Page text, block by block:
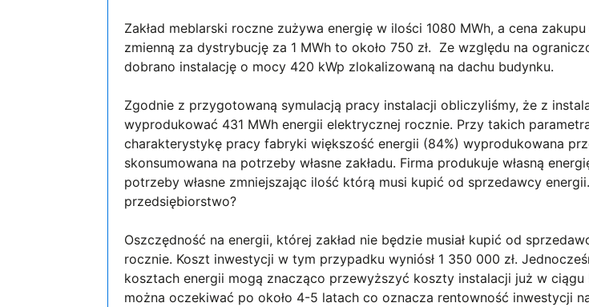
Zakład meblarski roczne zużywa energię w ilości 1080 MWh, a cena
zmienną za dystrybucję za 1 MWh to około 750 zł. Ze względu na
dobrano instalację o mocy 420 kWp zlokalizowaną na dachu budynku.
Zgodnie z przygotowaną symulacją pracy instalacji obliczyliśmy, że z
wyprodukować 431 MWh energii elektrycznej rocznie. Przy takich
charakterystykę pracy fabryki większość energii (84%) wyprodukowana
skonsumowana na potrzeby własne zakładu. Firma produkuje własną
potrzeby własne zmniejszając ilość którą musi kupić od sprzedawcy
przedsiębiorstwo?
Oszczędność na energii, której zakład nie będzie musiał kupić od
rocznie. Koszt inwestycji w tym przypadku wyniósł 1 350 000 zł.
kosztach energii mogą znacząco przewyższyć koszty instalacji już w
można oczekiwać po około 4-5 latach co oznacza rentowność inwestycji